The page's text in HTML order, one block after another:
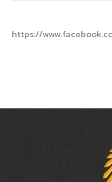
https://